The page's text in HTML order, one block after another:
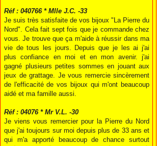
Réf : 040766 * Mlle J.C. -33
Je suis très satisfaite de vos bijoux "La Pierre du
Nord". Cela fait sept fois que je commande chez
vous. Je trouve que ça m'aide à réussir dans ma
vie de tous les jours. Depuis que je les ai j'ai
plus confiance en moi et en mon avenir. j'ai
gagné plusieurs petites sommes en jouant aux
jeux de grattage. Je vous remercie sincèrement
de l'efficacité de vos bijoux qui m'ont beaucoup
aidé et ma famille aussi.
Réf : 04076 * Mr V.L. -30
Je viens vous remercier pour la Pierre du Nord
que j'ai toujours sur moi depuis plus de 33 ans et
qui m'a apporté beaucoup de chance surtout